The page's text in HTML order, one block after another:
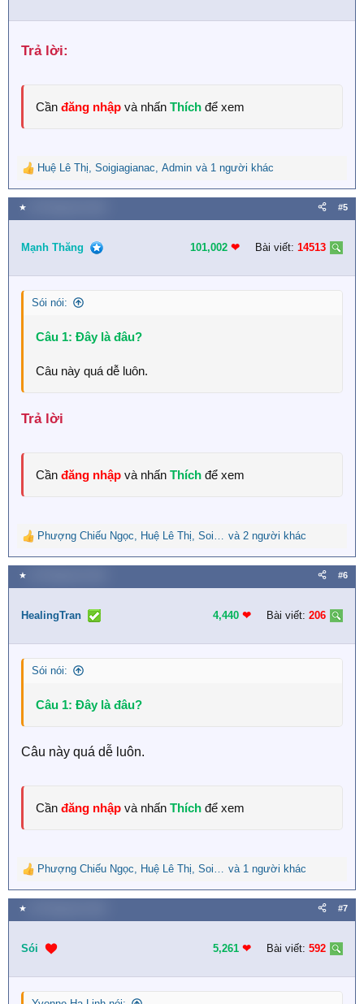
n
:Trả lời:​
Cần đăng nhập và nhấn Thích để xem
R
e
a
c
i
n
s
Huệ Lê Thị, Soigiagianac, Admin và 1 người khác
★ #5
Mạnh Thăng 101,002 ❤︎ Bài viết: 14513
Sói nói:
Câu 1: Đây là đâu?
Câu này quá dễ luôn.
Trả lời​
Cần đăng nhập và nhấn Thích để xem
R
e
a
c
i
n
s
Phượng Chiếu Ngọc, Huệ Lê Thị, Soigiagianac và 2 người khác
★ #6
HealingTran 4,440 ❤︎ Bài viết: 206
Sói nói:
Câu 1: Đây là đâu?
Câu này quá dễ luôn.
Cần đăng nhập và nhấn Thích để xem
R
e
a
c
i
n
s
Phượng Chiếu Ngọc, Huệ Lê Thị, Soigiagianac và 1 người khác
★ #7
Sói 5,261 ❤︎ Bài viết: 592